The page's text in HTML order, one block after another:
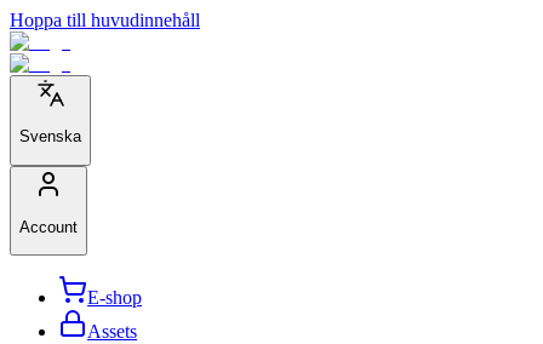
Hoppa till huvudinnehåll
Svenska
Account
E-shop
Assets